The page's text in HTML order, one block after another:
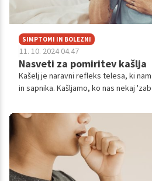
SIMPTOMI IN BOLEZNI
11. 10. 2024 04.47
Nasveti za pomiritev kašlja
Kašelj je naravni refleks telesa, ki
in sapnika. Kašljamo, ko nas nekaj
tudi vnetje celic, ki obdajajo zgornje
lahko pomagamo pri kašlju?